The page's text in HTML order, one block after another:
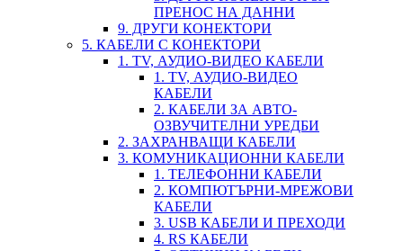
ПРЕНОС НА ДАННИ
9. ДРУГИ КОНЕКТОРИ
5. КАБЕЛИ С КОНЕКТОРИ
1. TV, АУДИО-ВИДЕО КАБЕЛИ
1. TV, АУДИО-ВИДЕО
КАБЕЛИ
2. КАБЕЛИ ЗА АВТО-
ОЗВУЧИТЕЛНИ УРЕДБИ
2. ЗАХРАНВАЩИ КАБЕЛИ
3. КОМУНИКАЦИОННИ КАБЕЛИ
1. ТЕЛЕФОННИ КАБЕЛИ
2. КОМПЮТЪРНИ-МРЕЖОВИ
КАБЕЛИ
3. USB КАБЕЛИ И ПРЕХОДИ
4. RS КАБЕЛИ